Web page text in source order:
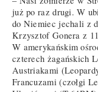
już po raz drugi. W
do Niemiec jechali z
Krzysztof Gonera z
W amerykańskim
czterech żagańskich
Austriakami
Francuzami (czołgi